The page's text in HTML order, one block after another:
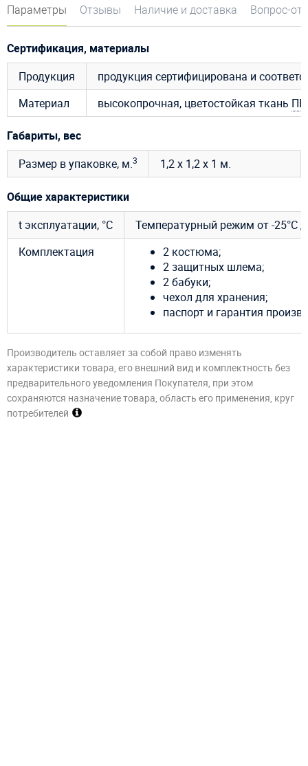
Параметры Отзывы Наличие и доставка Вопрос-
Сертификация, материалы
Продукция
продукция сертифицирована и
Материал
высокопрочная, цветостойкая ткань
Габариты, вес
Размер в упаковке, м.3 1,2 х 1,2 х 1 м.
Общие характеристики
t эксплуатации, °C
Температурный режим от -25°С
Комплектация
2 костюма;
2 защитных шлема;
2 бабуки;
чехол для хранения;
паспорт и гарантия
Производитель оставляет за собой право изменять
характеристики товара, его внешний вид и комплектность без
предварительного уведомления Покупателя, при этом
сохраняются назначение товара, область его применения, круг
потребителей